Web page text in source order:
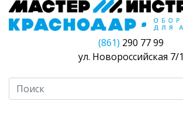
(861) 290 77 99
ул. Новороссийская 7/1